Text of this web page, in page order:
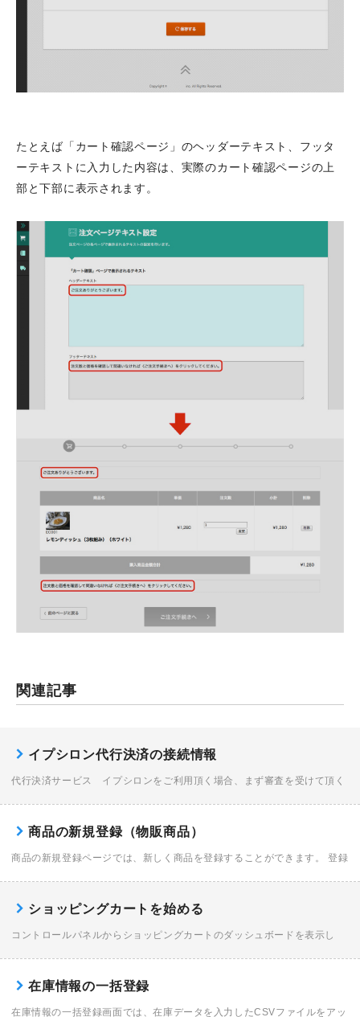
たとえば「カート確認ページ」のヘッダーテキスト、フッタ
ーテキストに入力した内容は、実際のカート確認ページの上
部と下部に表示されます。
関連記事
イプシロン代行決済の接続情報
代行決済サービス イプシロンをご利用頂く場合、まず審査を受けて頂く
様のサイトとイ […]
商品の新規登録（物販商品）
商品の新規登録ページでは、新しく商品を登録することができます。 登録
ショッピングカートを始める
コントロールパネルからショッピングカートのダッシュボードを表示し
ートの設定画面を表示 […]
在庫情報の一括登録
在庫情報の一括登録画面では、在庫データを入力したCSVファイルをアッ